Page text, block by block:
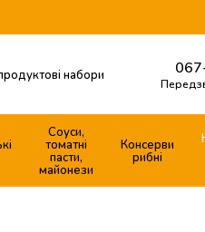
набори
Соуси,
томатні
пасти,
майонези
Консерви
рибні